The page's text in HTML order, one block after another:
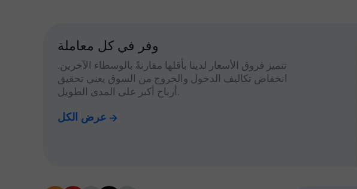
وفر في كل معاملة
تتميز فروق الأسعار لدينا بأقلها مقارنةً بالوسطاء الآخرين.
انخفاض تكاليف الدخول والخروج من السوق يعني تحقيق
أرباح أكبر على المدى الطويل.
عرض الكل